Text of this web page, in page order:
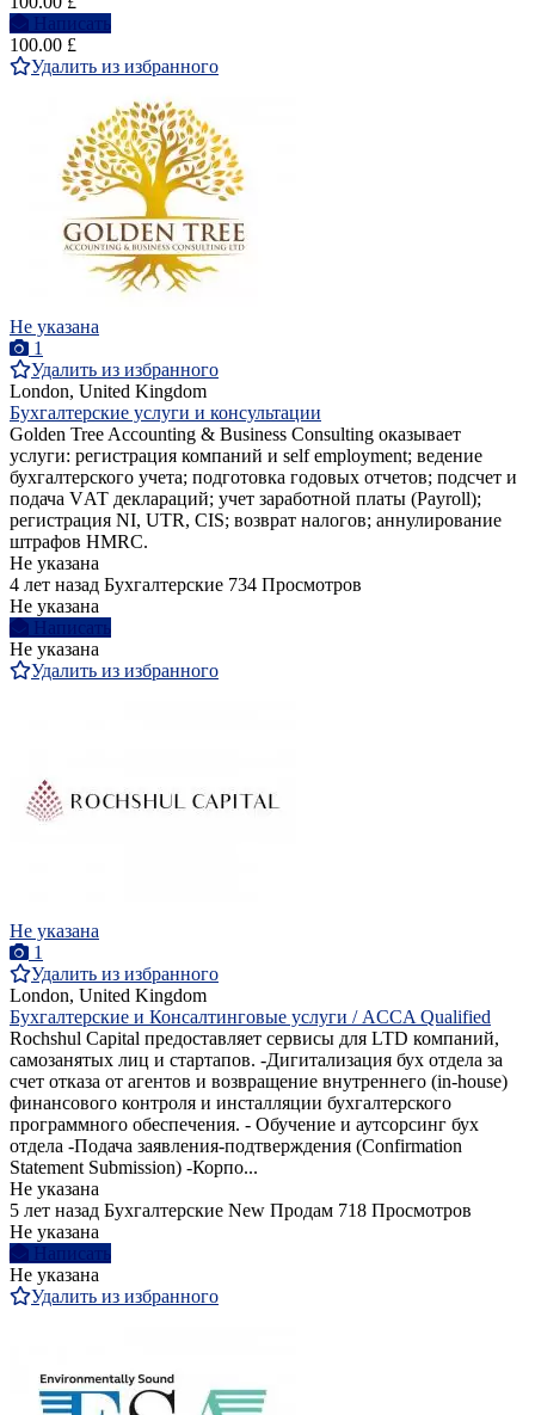
Написать
100.00 £
Удалить из избранного
Не указана
1
Удалить из избранного
London, United Kingdom
Бухгалтерские услуги и консультации
Golden Tree Accounting & Business Consulting оказывает
услуги: регистрация компаний и self employment; ведение
бухгалтерского учета; подготовка годовых отчетов; подсчет и
подача VАТ деклараций; учет заработной платы (Payroll);
регистрация NI, UTR, CIS; возврат налогов; аннулирование
штрафов HMRC.
Не указана
4 лет назад Бухгалтерские 734 Просмотров
Не указана
Написать
Не указана
Удалить из избранного
Не указана
1
Удалить из избранного
London, United Kingdom
Бухгалтерские и Консалтинговые услуги / ACCA Qualified
Rochshul Capital предоставляет сервисы для LTD компаний,
самозанятых лиц и стартапов. -Дигитализация бух отдела за
счет отказа от агентов и возвращение внутреннего (in-house)
финансового контроля и инсталляции бухгалтерского
программного обеспечения. - Обучение и аутсорсинг бух
отдела -Подача заявления-подтверждения (Confirmation
Statement Submission) -Корпо...
Не указана
5 лет назад Бухгалтерские New Продам 718 Просмотров
Не указана
Написать
Не указана
Удалить из избранного